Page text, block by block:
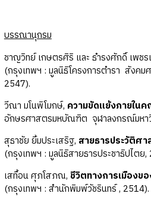
บรรณานุกรม
ชาญวิทย์ เกษตรศิริ และ ธำรงศักดิ์ เพช
(กรุงเทพฯ : มูลนิธิโครงการตำรา สังค
2547).
วีณา มโนพิโมกษ์, ความขัดแย้งภายใน
อักษรศาสตรมหบัณฑิต จุฬาลงกรณ์มหา
สุธาชัย ยิ้มประเสริฐ, สายธารประวัติศา
(กรุงเทพฯ : มูลนิธิสายธารประชาธิปไตย,
เสทื้อน ศุภโสภณ, ชีวิตทางการเมืองข
(กรุงเทพฯ : สำนักพิมพ์วัชรินทร์ , 2514).